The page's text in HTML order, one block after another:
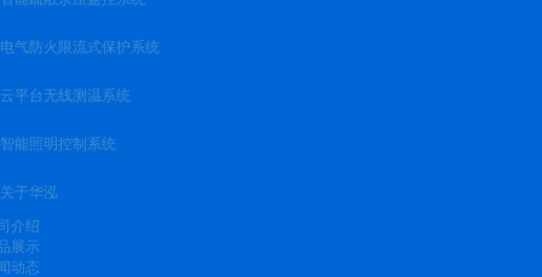
电气防火限流式保护系统
云平台无线测温系统
智能照明控制系统
关于华泓
介绍
展示
动态